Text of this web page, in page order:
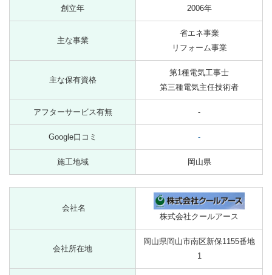
創立年 2006年
主な事業
省エネ事業
リフォーム事業
主な保有資格
第1種電気工事士
第三種電気主任技術者
アフターサービス有無 -
Google口コミ -
施工地域 岡山県
会社名
株式会社クールアース
会社所在地
岡山県岡山市南区新保1155番地
1